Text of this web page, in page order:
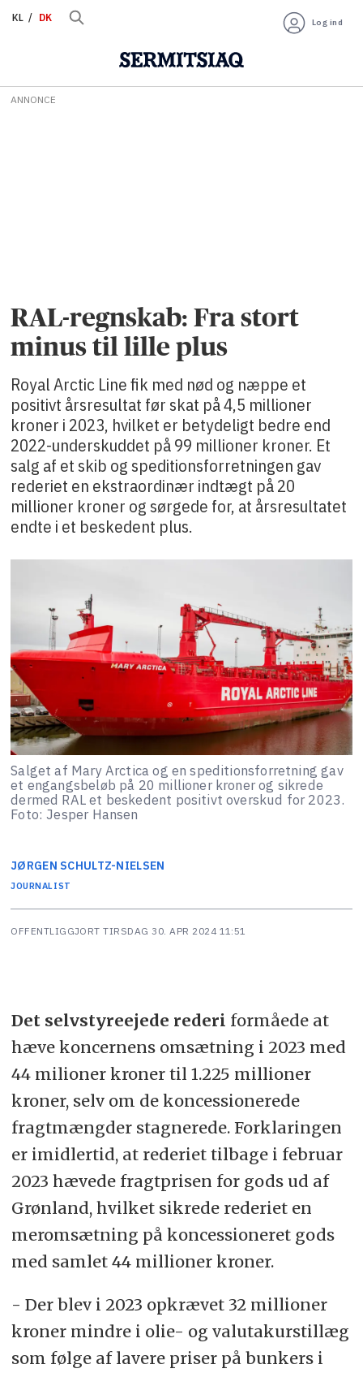
KL DK Log ind
ANNONCE
RAL-regnskab: Fra stort
minus til lille plus
Royal Arctic Line fik med nød og næppe et
positivt årsresultat før skat på 4,5 millioner
kroner i 2023, hvilket er betydeligt bedre end
2022-underskuddet på 99 millioner kroner. Et
salg af et skib og speditionsforretningen gav
rederiet en ekstraordinær indtægt på 20
millioner kroner og sørgede for, at årsresultatet
endte i et beskedent plus.
Salget af Mary Arctica og en speditionsforretning gav
et engangsbeløb på 20 millioner kroner og sikrede
dermed RAL et beskedent positivt overskud for 2023.
Foto: Jesper Hansen
JØRGEN SCHULTZ-NIELSEN
JOURNALIST
OFFENTLIGGJORT TIRSDAG 30. APR 2024 11:51
Det selvstyreejede rederi formåede at
hæve koncernens omsætning i 2023 med
44 milioner kroner til 1.225 millioner
kroner, selv om de koncessionerede
fragtmængder stagnerede. Forklaringen
er imidlertid, at rederiet tilbage i februar
2023 hævede fragtprisen for gods ud af
Grønland, hvilket sikrede rederiet en
meromsætning på koncessioneret gods
med samlet 44 millioner kroner.
- Der blev i 2023 opkrævet 32 millioner
kroner mindre i olie- og valutakurstillæg
som følge af lavere priser på bunkers i